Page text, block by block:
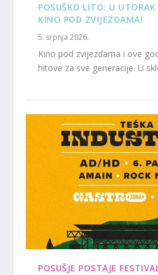
POSUŠKO LITO: U UTORAK
KINO POD ZVIJEZDAMA!
5. srpnja 2026.
Kino pod zvijezdama i ove
hitove za sve generacije. U
POSUŠJE POSTAJE